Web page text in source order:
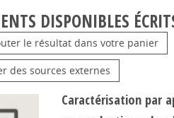
DISPONIBLES
le résultat dans votre panier
des sources externes
Caractérisation par